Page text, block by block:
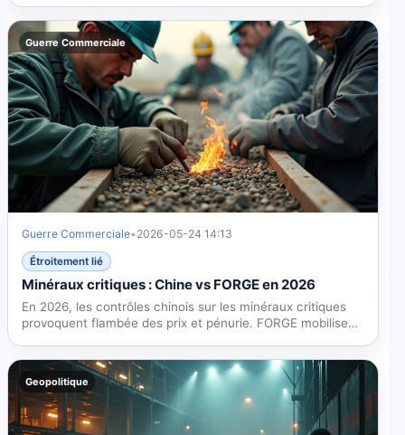
Guerre Commerciale
Guerre Commerciale• 2026-05-24 14:13
Étroitement lié
Minéraux critiques : Chine vs FORGE en 2026
En 2026, les contrôles chinois sur les minéraux critiques
provoquent flambée des prix et pénurie. FORGE mobilise
Geopolitique